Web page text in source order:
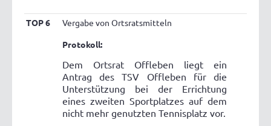
TOP 6
Vergabe von Ortsratsmitteln
Protokoll:
Dem Ortsrat Offleben liegt ein
Antrag des TSV Offleben für die
Unterstützung bei der Errichtung
eines zweiten Sportplatzes auf dem
nicht mehr genutzten Tennisplatz vor.